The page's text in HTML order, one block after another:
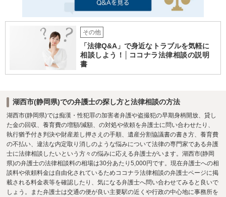
その他
「法律Q&A」で身近なトラブルを気軽に
相談しよう！│ココナラ法律相談の説明
書
湖西市(静岡県)での弁護士の探し方と法律相談の方法
湖西市(静岡県)では痴漢・性犯罪の加害者弁護や盗撮犯の早期身柄開放、貸し
た金の回収、養育費の増額/減額、の対処や依頼を弁護士に問い合わせたり、
執行猶予付き判決や財産差し押さえの手順、遺産分割協議書の書き方、養育費
の不払い、違法な内定取り消しのような悩みについて法律の専門家である弁護
士に法律相談したいという方々の悩みに応える弁護士がいます。湖西市(静岡
県)の弁護士の法律相談料の相場は30分あたり5,000円です。現在弁護士への相
談料や依頼料金は自由化されているためココナラ法律相談の弁護士ページに掲
載される料金表等を確認したり、気になる弁護士へ問い合わせてみると良いで
しょう。また弁護士は交通の便が良い主要駅の近くや行政の中心地に事務所を